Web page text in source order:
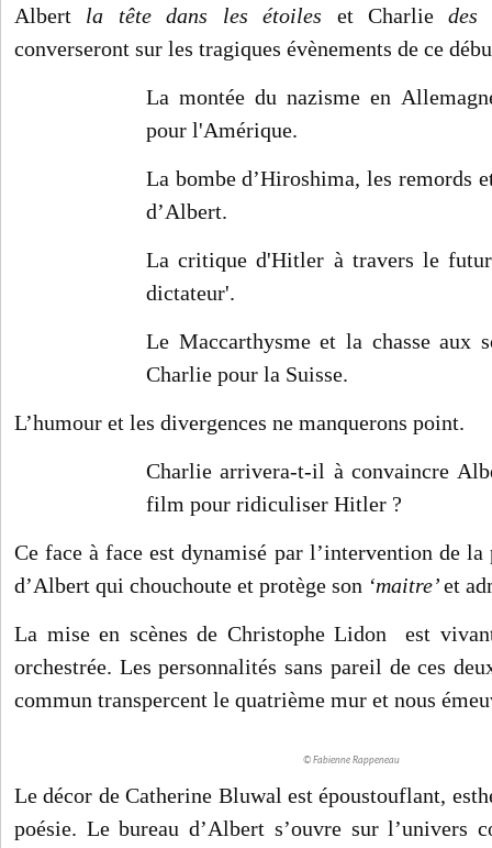
Albert la tête dans les étoiles et Charliedes
converseront sur les tragiques évènements de ce
La montée du nazisme en
pour l'Amérique.
La bombe d’Hiroshima, les remords
d’Albert.
La critique d'Hitler à travers le
dictateur'.
Le Maccarthysme et la chasse aux
Charlie pour la Suisse.
L’humour et les divergences ne manquerons point.
Charlie arrivera-t-il à convaincre
film pour ridiculiser Hitler ?
Ce face à face est dynamisé par l’intervention de la
d’Albert qui chouchoute et protège son ‘maitre’et
La mise en scènes de Christophe Lidon est
orchestrée. Les personnalités sans pareil de ces
commun transpercent le quatrième mur et nous
© Fabienne Rappeneau
Le décor de Catherine Bluwal est époustouflant,
poésie. Le bureau d’Albert s’ouvre sur l’univers